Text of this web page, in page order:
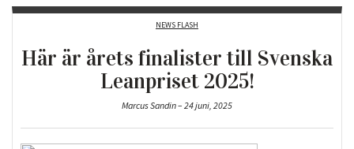
NEWS FLASH
Här är årets finalister till Svenska
Leanpriset 2025!
Marcus Sandin – 24 juni, 2025